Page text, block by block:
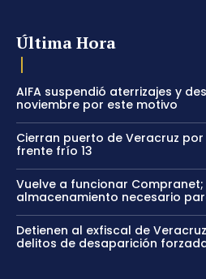
Última Hora
AIFA suspendió aterrizajes y
noviembre por este motivo
Cierran puerto de Veracruz
frente frío 13
Vuelve a funcionar
almacenamiento necesario
Detienen al exfiscal de
delitos de desaparición